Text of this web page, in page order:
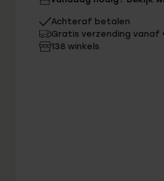
Achteraf betalen
Gratis verzending vanaf
138 winkels